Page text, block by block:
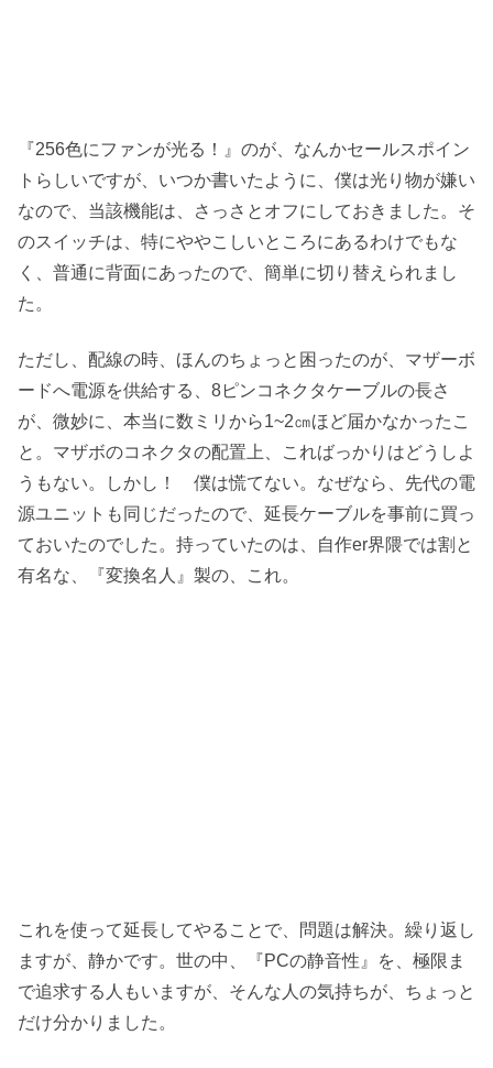
『256色にファンが光る！』のが、なんかセールスポイン
トらしいですが、いつか書いたように、僕は光り物が嫌い
なので、当該機能は、さっさとオフにしておきました。そ
のスイッチは、特にややこしいところにあるわけでもな
く、普通に背面にあったので、簡単に切り替えられまし
た。
ただし、配線の時、ほんのちょっと困ったのが、マザーボ
ードへ電源を供給する、8ピンコネクタケーブルの長さ
が、微妙に、本当に数ミリから1~2㎝ほど届かなかったこ
と。マザボのコネクタの配置上、こればっかりはどうしよ
うもない。しかし！ 僕は慌てない。なぜなら、先代の電
源ユニットも同じだったので、延長ケーブルを事前に買っ
ておいたのでした。持っていたのは、自作er界隈では割と
有名な、『変換名人』製の、これ。
これを使って延長してやることで、問題は解決。繰り返し
ますが、静かです。世の中、『PCの静音性』を、極限ま
で追求する人もいますが、そんな人の気持ちが、ちょっと
だけ分かりました。